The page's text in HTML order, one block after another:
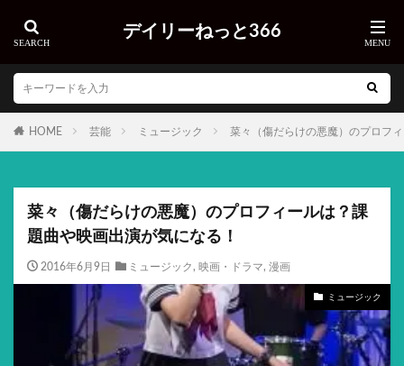
デイリーねっと366
HOME 芸能 ミュージック 菜々（傷だらけの悪魔）のプロフ
菜々（傷だらけの悪魔）のプロフィールは？課
題曲や映画出演が気になる！
2016年6月9日 ミュージック , 映画・ドラマ, 漫画
ミュージック